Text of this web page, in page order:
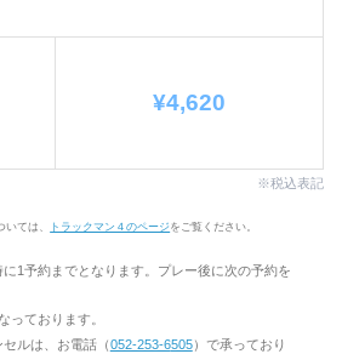
¥4,620
※税込表記
ては、 トラックマン４のページをご覧ください。
1予約までとなります。プレー後に次の予約を
っております。
ルは、お電話（052-253-6505）で承っており